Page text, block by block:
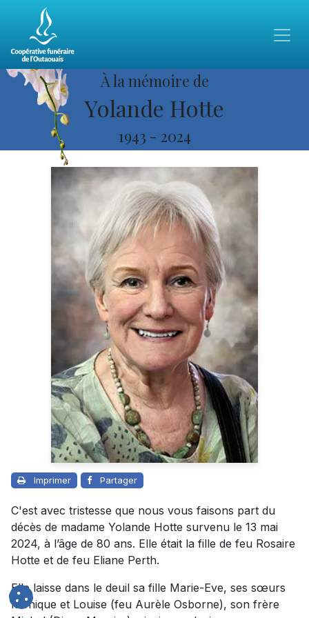
À la mémoire de
Yolande Hotte
1943 - 2024
Imprimer Partager
C'est avec tristesse que nous vous faisons part du
décès de madame Yolande Hotte survenu le 13 mai
2024, à l’âge de 80 ans. Elle était la fille de feu Rosaire
Hotte et de feu Eliane Perth.
Elle laisse dans le deuil sa fille Marie-Eve, ses sœurs
Monique et Louise (feu Aurèle Osborne), son frère